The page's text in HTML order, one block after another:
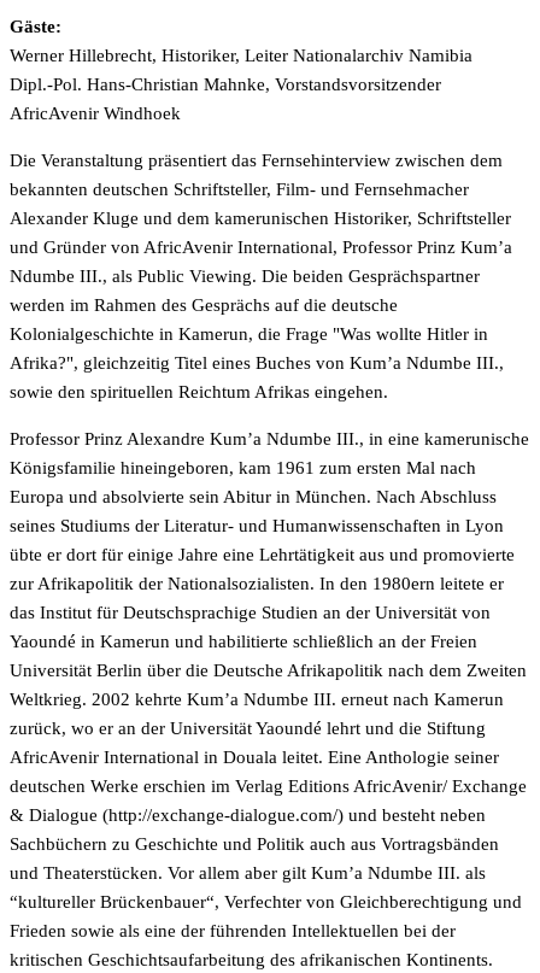
Gäste:
Werner Hillebrecht, Historiker, Leiter Nationalarchiv Namibia
Dipl.-Pol. Hans-Christian Mahnke, Vorstandsvorsitzender
AfricAvenir Windhoek
Die Veranstaltung präsentiert das Fernsehinterview zwischen dem
bekannten deutschen Schriftsteller, Film- und Fernsehmacher
Alexander Kluge und dem kamerunischen Historiker, Schriftsteller
und Gründer von AfricAvenir International, Professor Prinz Kum’a
Ndumbe III., als Public Viewing. Die beiden Gesprächspartner
werden im Rahmen des Gesprächs auf die deutsche
Kolonialgeschichte in Kamerun, die Frage "Was wollte Hitler in
Afrika?", gleichzeitig Titel eines Buches von Kum’a Ndumbe III.,
sowie den spirituellen Reichtum Afrikas eingehen.
Professor Prinz Alexandre Kum’a Ndumbe III., in eine kamerunische
Königsfamilie hineingeboren, kam 1961 zum ersten Mal nach
Europa und absolvierte sein Abitur in München. Nach Abschluss
seines Studiums der Literatur- und Humanwissenschaften in Lyon
übte er dort für einige Jahre eine Lehrtätigkeit aus und promovierte
zur Afrikapolitik der Nationalsozialisten. In den 1980ern leitete er
das Institut für Deutschsprachige Studien an der Universität von
Yaoundé in Kamerun und habilitierte schließlich an der Freien
Universität Berlin über die Deutsche Afrikapolitik nach dem Zweiten
Weltkrieg. 2002 kehrte Kum’a Ndumbe III. erneut nach Kamerun
zurück, wo er an der Universität Yaoundé lehrt und die Stiftung
AfricAvenir International in Douala leitet. Eine Anthologie seiner
deutschen Werke erschien im Verlag Editions AfricAvenir/ Exchange
& Dialogue (http://exchange-dialogue.com/) und besteht neben
Sachbüchern zu Geschichte und Politik auch aus Vortragsbänden
und Theaterstücken. Vor allem aber gilt Kum’a Ndumbe III. als
“kultureller Brückenbauer“, Verfechter von Gleichberechtigung und
Frieden sowie als eine der führenden Intellektuellen bei der
kritischen Geschichtsaufarbeitung des afrikanischen Kontinents.